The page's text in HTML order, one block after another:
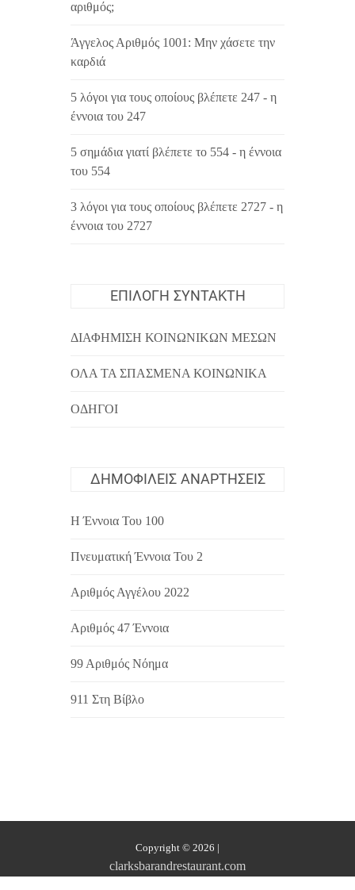
αριθμός;
Άγγελος Αριθμός 1001: Μην χάσετε την
καρδιά
5 λόγοι για τους οποίους βλέπετε 247 - η
έννοια του 247
5 σημάδια γιατί βλέπετε το 554 - η έννοια
του 554
3 λόγοι για τους οποίους βλέπετε 2727 - η
έννοια του 2727
ΕΠΙΛΟΓΉ ΣΥΝΤΆΚΤΗ
ΔΙΑΦΉΜΙΣΗ ΚΟΙΝΩΝΙΚΏΝ ΜΈΣΩΝ
ΌΛΑ ΤΑ ΣΠΑΣΜΈΝΑ ΚΟΙΝΩΝΙΚΆ
ΟΔΗΓΟΊ
ΔΗΜΟΦΙΛΕΊΣ ΑΝΑΡΤΉΣΕΙΣ
Η Έννοια Του 100
Πνευματική Έννοια Του 2
Αριθμός Αγγέλου 2022
Αριθμός 47 Έννοια
99 Αριθμός Νόημα
911 Στη Βίβλο
Copyright © 2026 |
clarksbarandrestaurant.com